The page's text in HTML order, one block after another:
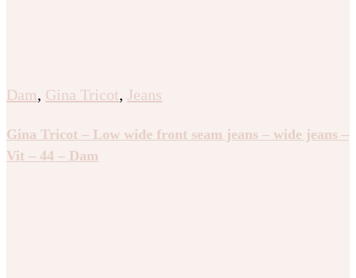
Dam, Gina Tricot, Jeans
Gina Tricot – Low wide front seam jeans – wide jeans –
Vit – 44 – Dam